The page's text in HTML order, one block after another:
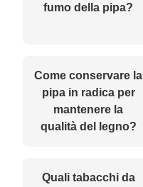
fumo della pipa?
Come conservare la
pipa in radica per
mantenere la
qualità del legno?
Quali tabacchi da